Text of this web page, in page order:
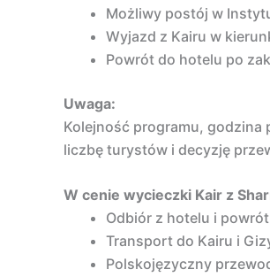
Możliwy postój w
Wyjazd z Kairu w
Powrót do hotelu po
Uwaga:
Kolejność programu, godzina
liczbę turystów i decyzję
W cenie wycieczki Kair z
Odbiór z hotelu i
Transport do Kairu i
Polskojęzyczny